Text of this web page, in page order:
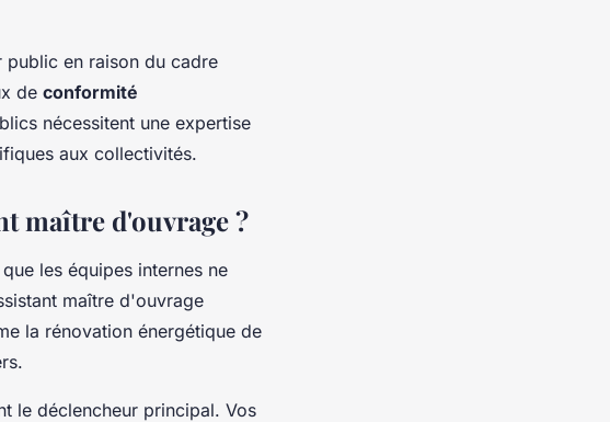
public en raison du cadre
de conformité
nécessitent une expertise
aux collectivités.
maître d'ouvrage ?
que les équipes internes ne
maître d'ouvrage
la rénovation énergétique de
le déclencheur principal. Vos